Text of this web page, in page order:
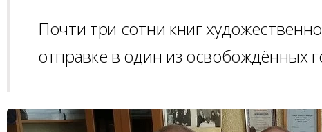
Почти три сотни книг
отправке в один из освобождённых